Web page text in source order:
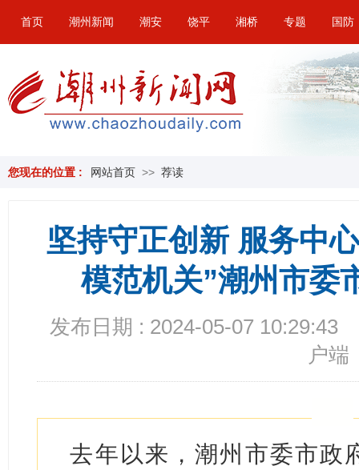
首页 潮州新闻 潮安 饶平 湘桥 专题 国防
您现在的位置 : 网站首页 >> 荐读
坚持守正创新 服务中
模范机关”潮州市委
发布日期 : 2024-05-07 10:29:43
户端
去年以来，潮州市委市政